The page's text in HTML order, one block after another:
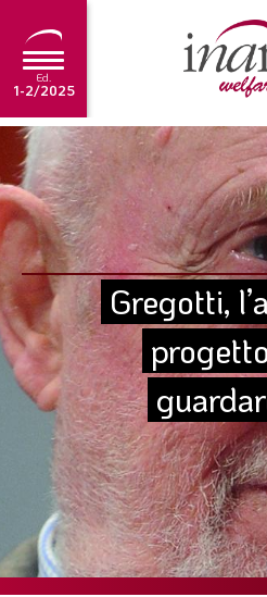
Ed.
1-2/2025
NEWS
EDITORIALE
TUTORIAL
SCADENZARIO
ARCHIVIO
Ultima edizione
1-2/2025
SOMMARIO
EDITORIALE
PREVIDENZA
Gregotti,